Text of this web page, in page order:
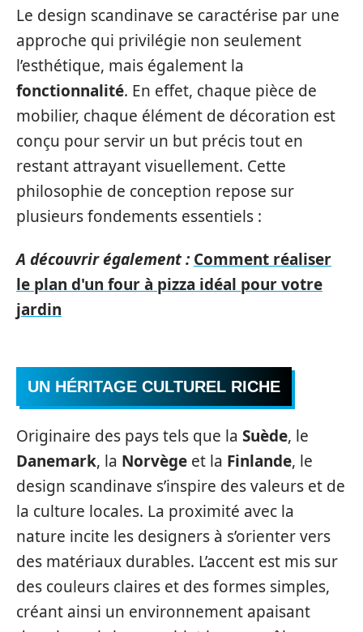
Le design scandinave se caractérise par une
approche qui privilégie non seulement
l’esthétique, mais également la
fonctionnalité. En effet, chaque pièce de
mobilier, chaque élément de décoration est
conçu pour servir un but précis tout en
restant attrayant visuellement. Cette
philosophie de conception repose sur
plusieurs fondements essentiels :
A découvrir également : Comment réaliser
le plan d'un four à pizza idéal pour votre
jardin
UN HÉRITAGE CULTUREL RICHE
Originaire des pays tels que la Suède, le
Danemark, la Norvège et la Finlande, le
design scandinave s’inspire des valeurs et de
la culture locales. La proximité avec la
nature incite les designers à s’orienter vers
des matériaux durables. L’accent est mis sur
des couleurs claires et des formes simples,
créant ainsi un environnement apaisant